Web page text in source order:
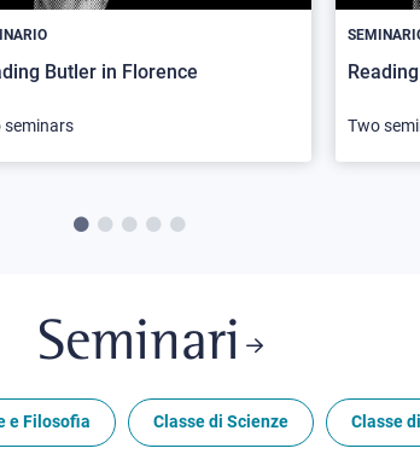
Butler in Florence
seminars Two
Seminari
e Filosofia Classe di Scienze Classe